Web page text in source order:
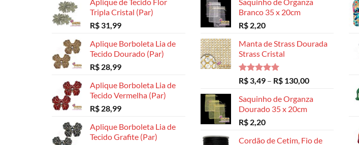
Tripla Cristal (Par)
R$ 31,99
Aplique Borboleta Lia de
Tecido Dourado (Par)
R$ 28,99
Aplique Borboleta Lia de
Tecido Vermelha (Par)
R$ 28,99
Aplique Borboleta Lia de
Tecido Grafite (Par)
Branco 35 x 20cm
R$2,20
Manta de Strass Dourada
Strass Cristal
Avaliação
5.00
de 5
R$3,49 – R$130,00Faixa
preço:
Saquinho de Organza
Dourado 35 x 20cm
R$2,20
Cordão de Cetim, Fio de